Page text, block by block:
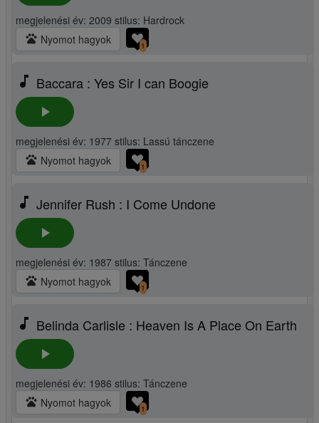
megjelenési év: 2009 stilus: Hardrock
pets Nyomot hagyok 1
music_note Baccara : Yes Sir I can Boogie
play_arrow
megjelenési év: 1977 stilus: Lassú tánczene
pets Nyomot hagyok 1
music_note Jennifer Rush : I Come Undone
play_arrow
megjelenési év: 1987 stilus: Tánczene
pets Nyomot hagyok 1
music_note Belinda Carlisle : Heaven Is A Place On Earth
play_arrow
megjelenési év: 1986 stilus: Tánczene
pets Nyomot hagyok 1